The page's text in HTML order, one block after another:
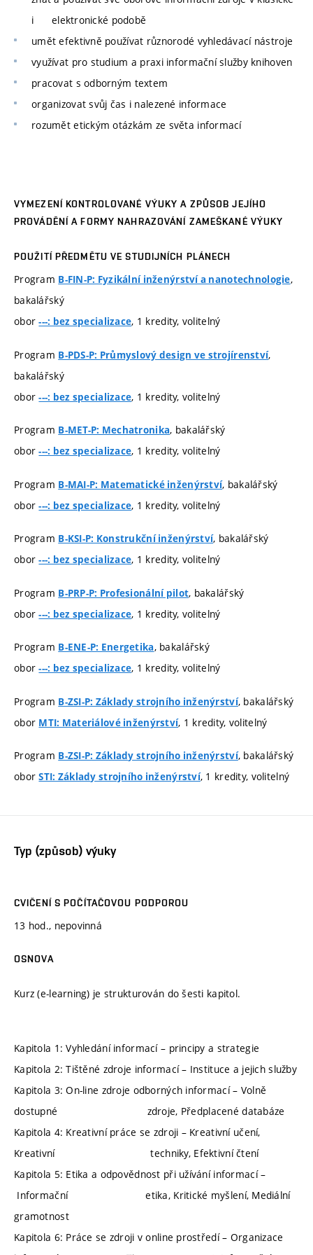
i elektronické podobě
umět efektivně používat různorodé vyhledávací nástroje
využívat pro studium a praxi informační služby knihoven
pracovat s odborným textem
organizovat svůj čas i nalezené informace
rozumět etickým otázkám ze světa informací
VYMEZENÍ KONTROLOVANÉ VÝUKY A ZPŮSOB JEJÍHO
PROVÁDĚNÍ A FORMY NAHRAZOVÁNÍ ZAMEŠKANÉ VÝUKY
POUŽITÍ PŘEDMĚTU VE STUDIJNÍCH PLÁNECH
Program B-FIN-P: Fyzikální inženýrství a nanotechnologie,
bakalářský
obor---: bez specializace, 1 kredity, volitelný
Program B-PDS-P: Průmyslový design ve strojírenství,
bakalářský
obor---: bez specializace, 1 kredity, volitelný
Program B-MET-P: Mechatronika, bakalářský
obor---: bez specializace, 1 kredity, volitelný
Program B-MAI-P: Matematické inženýrství, bakalářský
obor---: bez specializace, 1 kredity, volitelný
Program B-KSI-P: Konstrukční inženýrství, bakalářský
obor---: bez specializace, 1 kredity, volitelný
Program B-PRP-P: Profesionální pilot, bakalářský
obor---: bez specializace, 1 kredity, volitelný
Program B-ENE-P: Energetika, bakalářský
obor---: bez specializace, 1 kredity, volitelný
Program B-ZSI-P: Základy strojního inženýrství, bakalářský
obor MTI: Materiálové inženýrství, 1 kredity, volitelný
Program B-ZSI-P: Základy strojního inženýrství, bakalářský
oborSTI: Základy strojního inženýrství, 1 kredity, volitelný
Typ (způsob) výuky
CVIČENÍ S POČÍTAČOVOU PODPOROU
13 hod., nepovinná
OSNOVA
Kurz (e-learning) je strukturován do šesti kapitol.
Kapitola 1: Vyhledání informací – principy a strategie
Kapitola 2: Tištěné zdroje informací – Instituce a jejich služby
Kapitola 3: On-line zdroje odborných informací – Volně
dostupné zdroje, Předplacené databáze
Kapitola 4: Kreativní práce se zdroji – Kreativní učení,
Kreativní techniky, Efektivní čtení
Kapitola 5: Etika a odpovědnost při užívání informací –
Informační etika, Kritické myšlení, Mediální
gramotnost
Kapitola 6: Práce se zdroji v online prostředí – Organizace